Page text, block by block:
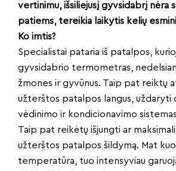
vertinimu, išsiliejusį gyvsidabrį nėra
patiems, tereikia laikytis kelių
Ko imtis?
Specialistai pataria iš patalpos,
gyvsidabrio termometras,
žmones ir gyvūnus. Taip pat reiktų
užterštos patalpos langus, uždaryti
vėdinimo ir kondicionavimo
Taip pat reikėtų išjungti ar
užterštos patalpos šildymą. Mat
temperatūra, tuo intensyviau